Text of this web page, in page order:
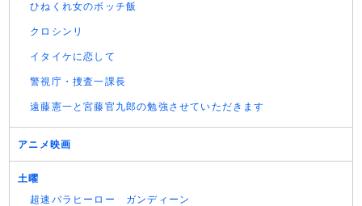
ひねくれ女のボッチ飯
クロシンリ
イタイケに恋して
警視庁・捜査一課長
遠藤憲一と宮藤官九郎の勉強させていただきます
アニメ映画
土曜
超速パラヒーロー ガンディーン